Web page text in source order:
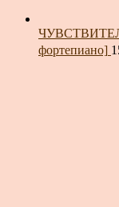
фортепиано]